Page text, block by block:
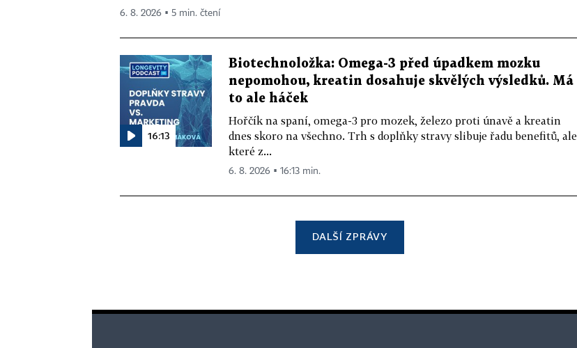
6. 8. 2026 ▪ 5 min. čtení
16:13
Biotechnoložka: Omega-3 před úpadkem mozku
nepomohou, kreatin dosahuje skvělých výsledků. Má
to ale háček
Hořčík na spaní, omega-3 pro mozek, železo proti únavě a kreatin
dnes skoro na všechno. Trh s doplňky stravy slibuje řadu benefitů, ale
které z...
6. 8. 2026 ▪ 16:13 min.
DALŠÍ ZPRÁVY